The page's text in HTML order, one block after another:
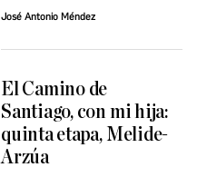
José Antonio Méndez
El Camino de
Santiago, con mi hija:
quinta etapa, Melide-
Arzúa